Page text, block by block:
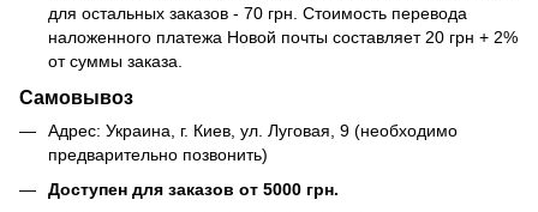
для остальных заказов - 70 грн. Стоимость перевода
наложенного платежа Новой почты составляет 20 грн + 2%
от суммы заказа.
Самовывоз
Адрес: Украина, г. Киев, ул. Луговая, 9 (необходимо
предварительно позвонить)
Доступен для заказов от 5000 грн.